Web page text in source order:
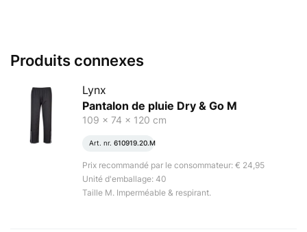
Produits connexes
Lynx
Pantalon de pluie Dry & Go M
109 x 74 x 120 cm
Art. nr. 610919.20.M
Prix recommandé par le consommateur: € 24,95
Unité d'emballage: 40
Taille M. Imperméable & respirant.